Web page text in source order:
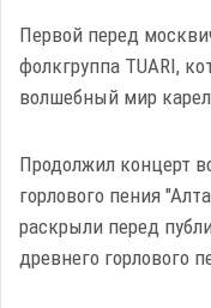
Первой перед
фолкгруппа TUARI,
волшебный мир
Продолжил концерт
горлового пения
раскрыли перед
древнего горлового